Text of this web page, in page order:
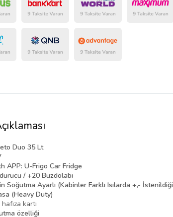
Duo 35 Lt
APP: U-Frigo Car Fridge
/ +20 Buzdolabı
Soğutma Ayarlı (Kabinler Farklı Isılarda +,-
(Heavy Duty)
hafıza kartı
özelliği